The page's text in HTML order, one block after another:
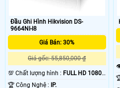
Đầu Ghi Hình Hikvision DS-
9664NI-I8
Giá Bán: 30%
Giá gốc: 55,850,000 ₫
💯 Chất lượng hình : FULL HD 1080P
.
🏆 Công Nghệ : IP.